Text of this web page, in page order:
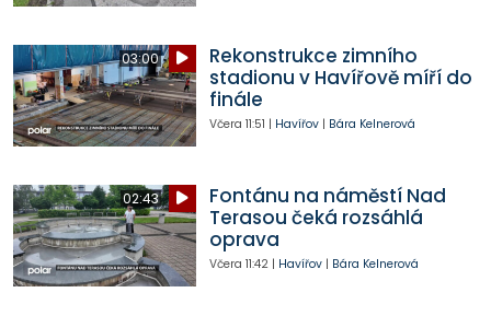
03:00
Rekonstrukce zimního
stadionu v Havířově míří do
finále
Včera 11:51 | Havířov| Bára Kelnerová
02:43
Fontánu na náměstí Nad
Terasou čeká rozsáhlá
oprava
Včera 11:42| Havířov| Bára Kelnerová